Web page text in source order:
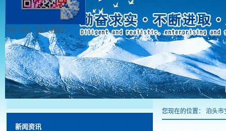
您现在的位置： 泊头市
新闻资讯
"扫一扫，加入我们"